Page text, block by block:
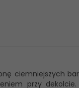
ciemniejszych
przy dekolcie.